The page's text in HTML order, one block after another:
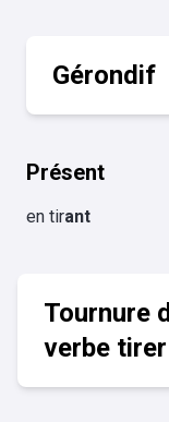
Gérondif
Présent
en tirant
Tournure
verbe tirer